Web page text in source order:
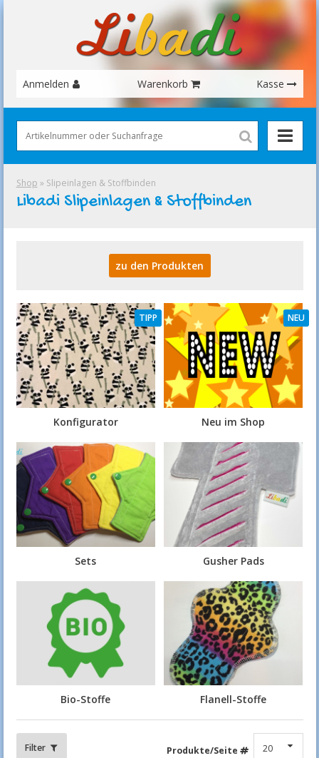
Anmelden Warenkorb Kasse
Shop » Slipeinlagen & Stoffbinden
Libadi Slipeinlagen & Stoffbinden
zu den Produkten
TIPP
Konfigurator
NEU
Neu im Shop
Sets Gusher Pads
Bio-Stoffe Flanell-Stoffe
Filter Produkte/Seite